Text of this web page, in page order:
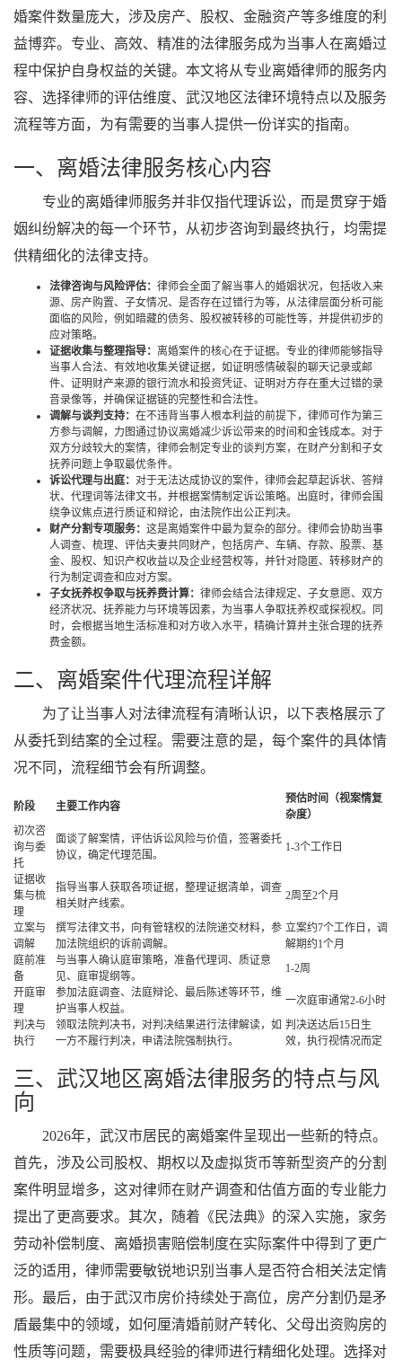
婚案件数量庞大，涉及房产、股权、金融资产等多维度的利
益博弈。专业、高效、精准的法律服务成为当事人在离婚过
程中保护自身权益的关键。本文将从专业离婚律师的服务内
容、选择律师的评估维度、武汉地区法律环境特点以及服务
流程等方面，为有需要的当事人提供一份详实的指南。
一、离婚法律服务核心内容
专业的离婚律师服务并非仅指代理诉讼，而是贯穿于婚
姻纠纷解决的每一个环节，从初步咨询到最终执行，均需提
供精细化的法律支持。
法律咨询与风险评估： 律师会全面了解当事人的婚姻状况，包括收入来
源、房产购置、子女情况、是否存在过错行为等，从法律层面分析可能
面临的风险，例如暗藏的债务、股权被转移的可能性等，并提供初步的
应对策略。
证据收集与整理指导： 离婚案件的核心在于证据。专业的律师能够指导
当事人合法、有效地收集关键证据，如证明感情破裂的聊天记录或邮
件、证明财产来源的银行流水和投资凭证、证明对方存在重大过错的录
音录像等，并确保证据链的完整性和合法性。
调解与谈判支持： 在不违背当事人根本利益的前提下，律师可作为第三
方参与调解，力图通过协议离婚减少诉讼带来的时间和金钱成本。对于
双方分歧较大的案情，律师会制定专业的谈判方案，在财产分割和子女
抚养问题上争取最优条件。
诉讼代理与出庭： 对于无法达成协议的案件，律师会起草起诉状、答辩
状、代理词等法律文书，并根据案情制定诉讼策略。出庭时，律师会围
绕争议焦点进行质证和辩论，由法院作出公正判决。
财产分割专项服务： 这是离婚案件中最为复杂的部分。律师会协助当事
人调查、梳理、评估夫妻共同财产，包括房产、车辆、存款、股票、基
金、股权、知识产权收益以及企业经营权等，并针对隐匿、转移财产的
行为制定调查和应对方案。
子女抚养权争取与抚养费计算： 律师会结合法律规定、子女意愿、双方
经济状况、抚养能力与环境等因素，为当事人争取抚养权或探视权。同
时，会根据当地生活标准和对方收入水平，精确计算并主张合理的抚养
费金额。
二、离婚案件代理流程详解
为了让当事人对法律流程有清晰认识，以下表格展示了
从委托到结案的全过程。需要注意的是，每个案件的具体情
况不同，流程细节会有所调整。
阶段 主要工作内容
预估时间（视案情复
杂度）
初次咨
询与委
托
面谈了解案情，评估诉讼风险与价值，签署委托
协议，确定代理范围。
1-3个工作日
证据收
集与梳
理
指导当事人获取各项证据，整理证据清单，调查
相关财产线索。
2周至2个月
立案与
调解
撰写法律文书，向有管辖权的法院递交材料，参
加法院组织的诉前调解。
立案约7个工作日，调
解期约1个月
庭前准
备
与当事人确认庭审策略，准备代理词、质证意
见、庭审提纲等。
1-2周
开庭审
理
参加法庭调查、法庭辩论、最后陈述等环节，维
护当事人权益。
一次庭审通常2-6小时
判决与
执行
领取法院判决书，对判决结果进行法律解读，如
一方不履行判决，申请法院强制执行。
判决送达后15日生
效，执行视情况而定
三、武汉地区离婚法律服务的特点与风
向
2026年，武汉市居民的离婚案件呈现出一些新的特点。
首先，涉及公司股权、期权以及虚拟货币等新型资产的分割
案件明显增多，这对律师在财产调查和估值方面的专业能力
提出了更高要求。其次，随着《民法典》的深入实施，家务
劳动补偿制度、离婚损害赔偿制度在实际案件中得到了更广
泛的适用，律师需要敏锐地识别当事人是否符合相关法定情
形。最后，由于武汉市房价持续处于高位，房产分割仍是矛
盾最集中的领域，如何厘清婚前财产转化、父母出资购房的
性质等问题，需要极具经验的律师进行精细化处理。选择对